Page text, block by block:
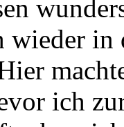
wieder in
ich